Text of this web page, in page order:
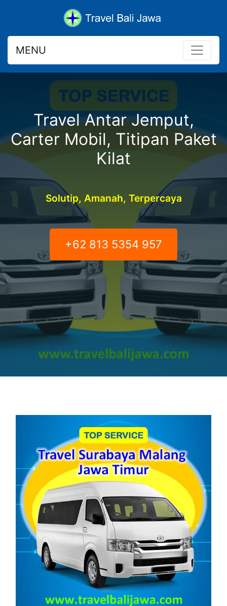
MENU
Travel Antar Jemput,
Carter Mobil, Titipan Paket
Kilat
Solutip, Amanah, Terpercaya
+62 813 5354 957